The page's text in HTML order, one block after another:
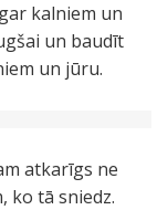
kalniem un
un baudīt
un jūru.
atkarīgs ne
ko tā sniedz.